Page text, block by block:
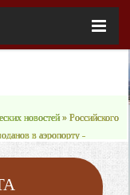
новостей » Российского
в аэропорту -